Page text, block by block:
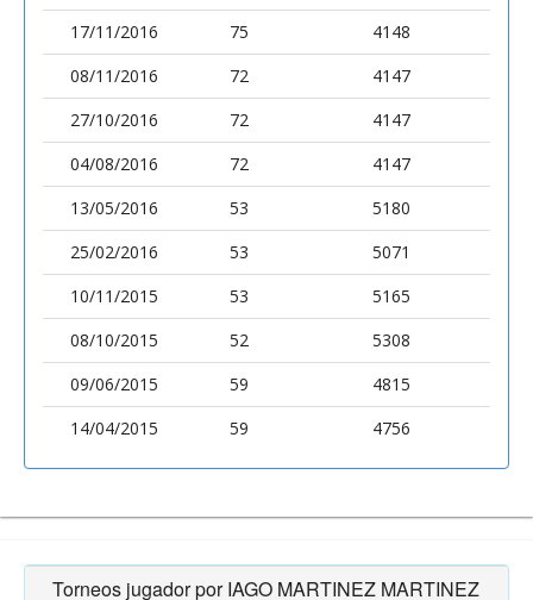
17/11/2016
75
4148
08/11/2016
72
4147
27/10/2016
72
4147
04/08/2016
72
4147
13/05/2016
53
5180
25/02/2016
53
5071
10/11/2015
53
5165
08/10/2015
52
5308
09/06/2015
59
4815
14/04/2015
59 4756
Torneos jugador por IAGO MARTINEZ MARTINEZ